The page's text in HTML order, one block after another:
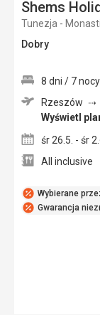
Shems
Tunezja -
Dobry
Wybierane
Gwarancja
8 dni / 7 nocy
Rzeszów
Wyświetl
śr 26.5. - śr
All inclusive